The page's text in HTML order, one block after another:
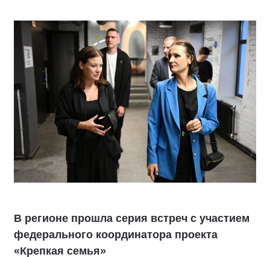
В регионе прошла серия встреч с участием
федерального координатора проекта
«Крепкая семья»